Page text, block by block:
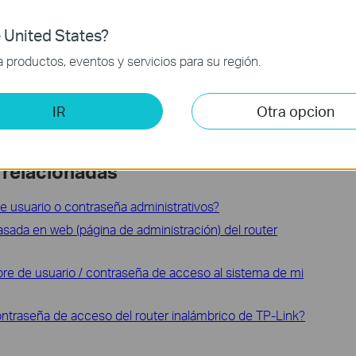
y configuración, vaya alCentro de descargaspara
usuario o contraseña administrativos?
en web (página de administración) del router
de usuario / contraseña de acceso al sistema de mi
de acceso del router inalámbrico de TP-Link?
United States?
productos, eventos y servicios para su región.
IR Otra opcion